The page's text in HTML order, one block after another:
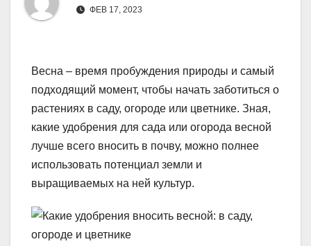
ФЕВ 17, 2023
Весна – время пробуждения природы и самый
подходящий момент, чтобы начать заботиться о
растениях в саду, огороде или цветнике. Зная,
какие удобрения для сада или огорода весной
лучше всего вносить в почву, можно полнее
использовать потенциал земли и
выращиваемых на ней культур.